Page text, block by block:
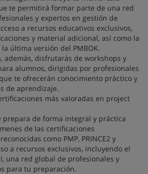
te permitirá formar parte de una red
y expertos en gestión de
a recursos educativos exclusivos,
y material adicional, así como la
última versión del PMBOK.
además, disfrutarás de workshops y
alumnos, dirigidas por profesionales
te ofrecerán conocimiento práctico y
de aprendizaje.
más valoradas en project
prepara de forma integral y práctica
de las certificaciones
como PMP, PRINCE2 y
a recursos exclusivos, incluyendo el
una red global de profesionales y
para tu preparación.